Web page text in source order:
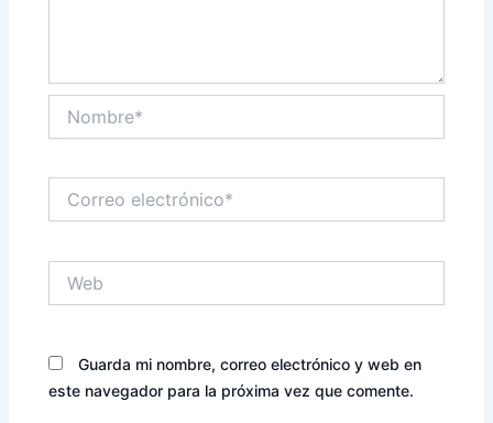
electrónico*
Guarda mi nombre, correo electrónico y web en
este navegador para la próxima vez que comente.